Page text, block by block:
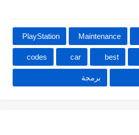
Maintenance
PlayStation
best
car
codes
برمجة